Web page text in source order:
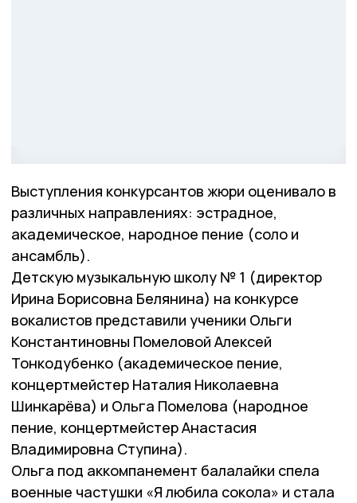
Выступления конкурсантов жюри оценивало в
различных направлениях: эстрадное,
академическое, народное пение (соло и
ансамбль).
Детскую музыкальную школу № 1 (директор
Ирина Борисовна Белянина) на конкурсе
вокалистов представили ученики Ольги
Константиновны Помеловой Алексей
Тонкодубенко (академическое пение,
концертмейстер Наталия Николаевна
Шинкарёва) и Ольга Помелова (народное
пение, концертмейстер Анастасия
Владимировна Ступина).
Ольга под аккомпанемент балалайки спела
военные частушки «Я любила сокола» и стала